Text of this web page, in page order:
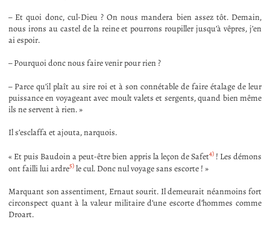
– Et quoi donc, cul-Dieu ? On nous mandera bien assez tôt. Demain,
nous irons au castel de la reine et pourrons roupiller jusqu’à vêpres, j’en
ai espoir.
– Pourquoi donc nous faire venir pour rien ?
– Parce qu’il plaît au sire roi et à son connétable de faire étalage de leur
puissance en voyageant avec moult valets et sergents, quand bien même
ils ne servent à rien. »
Il s’esclaffa et ajouta, narquois.
« Et puis Baudoin a peut-être bien appris la leçon de Safet4)! Les démons
ont failli lui ardre5) le cul. Donc nul voyage sans escorte ! »
Marquant son assentiment, Ernaut sourit. Il demeurait néanmoins fort
circonspect quant à la valeur militaire d’une escorte d’hommes comme
Droart.